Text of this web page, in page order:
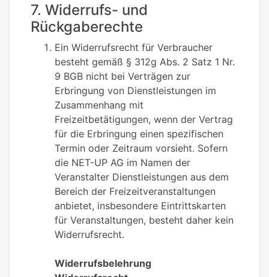
7. Widerrufs- und
Rückgaberechte
Ein Widerrufsrecht für Verbraucher
besteht gemäß § 312g Abs. 2 Satz 1 Nr.
9 BGB nicht bei Verträgen zur
Erbringung von Dienstleistungen im
Zusammenhang mit
Freizeitbetätigungen, wenn der Vertrag
für die Erbringung einen spezifischen
Termin oder Zeitraum vorsieht. Sofern
die NET-UP AG im Namen der
Veranstalter Dienstleistungen aus dem
Bereich der Freizeitveranstaltungen
anbietet, insbesondere Eintrittskarten
für Veranstaltungen, besteht daher kein
Widerrufsrecht.
Widerrufsbelehrung